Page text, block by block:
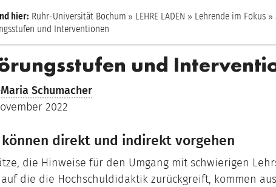
hier: Ruhr-Universität Bochum LEHRE LADEN Lehrende im Fokus
und Interventionen
und
Schumacher
2022
können direkt und indirekt vorgehen
die Hinweise für den Umgang mit schwierigen
die die Hochschuldidaktik zurückgreift, kommen